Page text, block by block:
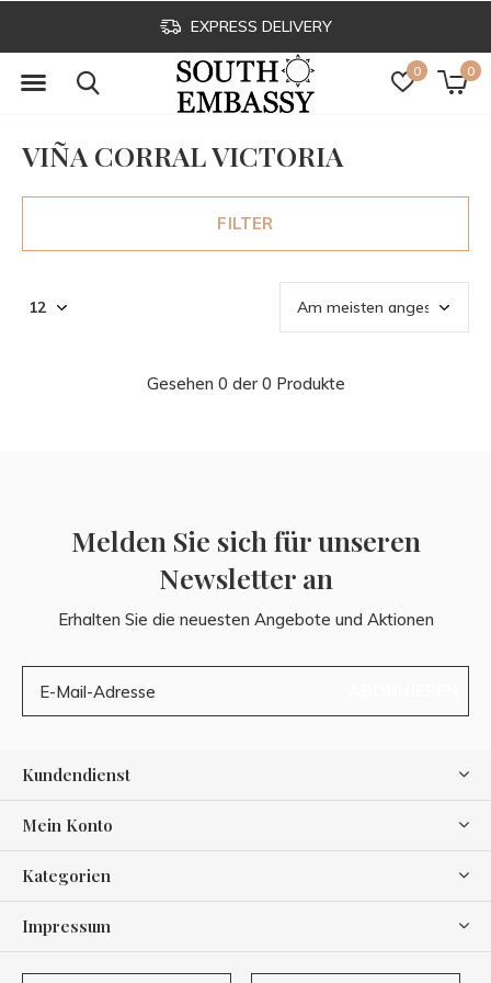
0 0
EXPRESS DELIVERY
VIÑA CORRAL VICTORIA
FILTER
Gesehen 0 der 0 Produkte
Melden Sie sich für unseren
Newsletter an
Erhalten Sie die neuesten Angebote und Aktionen
Kundendienst
Mein Konto
Kategorien
Impressum